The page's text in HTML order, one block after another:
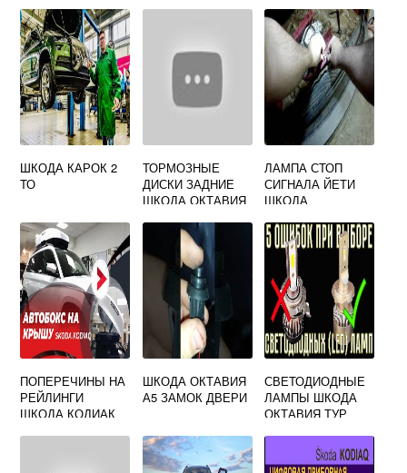
ШКОДА КАРОК 2
ТО
ТОРМОЗНЫЕ
ДИСКИ ЗАДНИЕ
ШКОДА ОКТАВИЯ
ЛАМПА СТОП
СИГНАЛА ЙЕТИ
ШКОДА
ПОПЕРЕЧИНЫ НА
РЕЙЛИНГИ
ШКОДА КОДИАК
ШКОДА ОКТАВИЯ
А5 ЗАМОК ДВЕРИ
СВЕТОДИОДНЫЕ
ЛАМПЫ ШКОДА
ОКТАВИЯ ТУР